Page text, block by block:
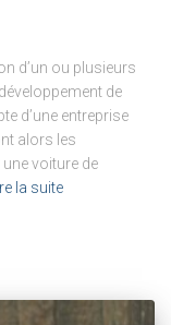
d’un ou plusieurs
de
d’une entreprise
alors les
voiture de
la suite